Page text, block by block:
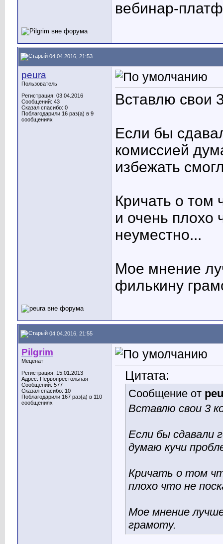
вебинар-
04.04.2016, 21:53
peura
Пользователь
Регистрация: 03.04.2016
Сообщений: 43
Сказал спасибо: 0
Поблагодарили 16 раз(а) в 9
сообщениях
Вставлю свои
Если бы
комиссией
избежать
Кричать о том
и очень плохо
неуместно...
Мое мнение
филькину
04.04.2016, 21:55
Pilgrim
Меценат
Регистрация: 15.01.2013
Адрес: Первопрестольная
Сообщений: 577
Сказал спасибо: 10
Поблагодарили 167 раз(а) в 110
сообщениях
Цитата:
Сообщение от
Вставлю свои 3
Если бы сдавали
думаю кучи
Кричать о том
плохо что не
Мое мнение
грамоту.